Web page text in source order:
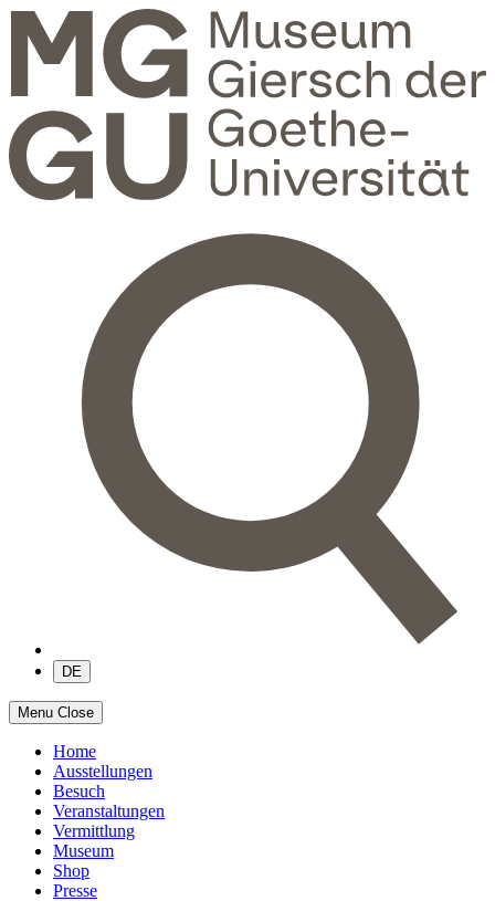
DE
Menu Close
Home
Ausstellungen
Besuch
Veranstaltungen
Vermittlung
Museum
Shop
Presse